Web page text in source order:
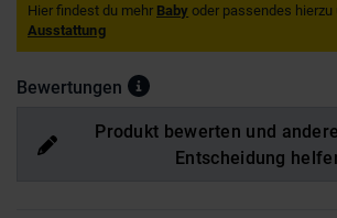
Hier findest du mehr Baby oder passendes hierzu
Ausstattung
Bewertungen
Produkt bewerten und
Entscheidung